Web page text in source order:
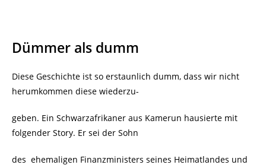
Dümmer als dumm
Diese Geschichte ist so erstaunlich dumm, dass wir nicht
herumkommen diese wiederzu-
geben. Ein Schwarzafrikaner aus Kamerun hausierte mit
folgender Story. Er sei der Sohn
des ehemaligen Finanzministers seines Heimatlandes und